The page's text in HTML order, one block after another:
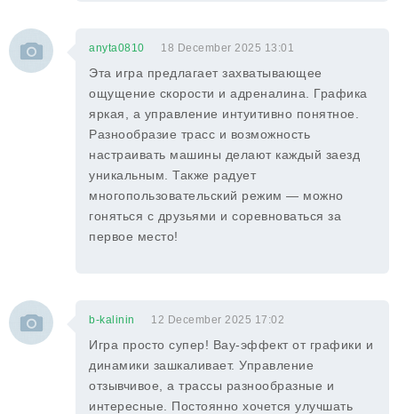
anyta0810 18 December 2025 13:01
Эта игра предлагает захватывающее
ощущение скорости и адреналина. Графика
яркая, а управление интуитивно понятное.
Разнообразие трасс и возможность
настраивать машины делают каждый заезд
уникальным. Также радует
многопользовательский режим — можно
гоняться с друзьями и соревноваться за
первое место!
b-kalinin 12 December 2025 17:02
Игра просто супер! Вау-эффект от графики и
динамики зашкаливает. Управление
отзывчивое, а трассы разнообразные и
интересные. Постоянно хочется улучшать